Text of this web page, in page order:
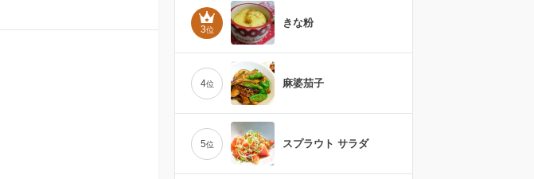
3位
きな粉
4位 麻婆茄子
5位 スプラウト サラダ